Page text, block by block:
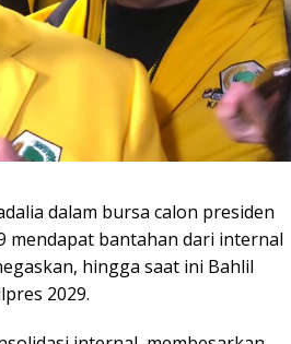
dalam bursa calon presiden
mendapat bantahan dari internal
hingga saat ini Bahlil
2029.